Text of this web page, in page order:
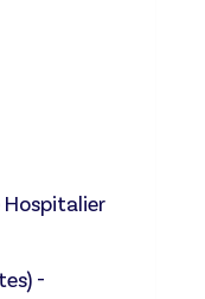
Hospitalier
-